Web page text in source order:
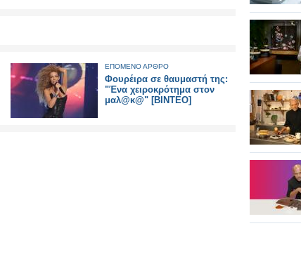
ΕΠΟΜΕΝΟ ΑΡΘΡΟ
Φουρέιρα σε θαυμαστή της:
"Ένα χειροκρότημα στον
μαλ@κ@" [ΒΙΝΤΕΟ]